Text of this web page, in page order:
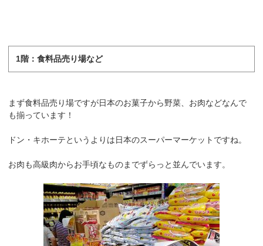
1階：食料品売り場など
まず食料品売り場ですが日本のお菓子から野菜、お肉などなんで
も揃っています！
ドン・キホーテというよりは日本のスーパーマーケットですね。
お肉も高級肉からお手頃なものまでずらっと並んでいます。